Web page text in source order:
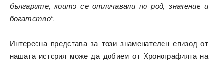
българите, които се отличавали по род, значение и
богатство“.
Интересна представа за този знаменателен епизод от
нашата история може да добием от Хронографията на